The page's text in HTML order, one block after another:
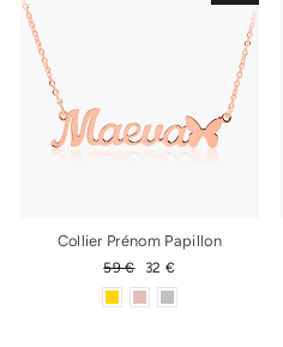
Collier Prénom Papillon
Prix
régulier
59 €
Prix
réduit
32 €